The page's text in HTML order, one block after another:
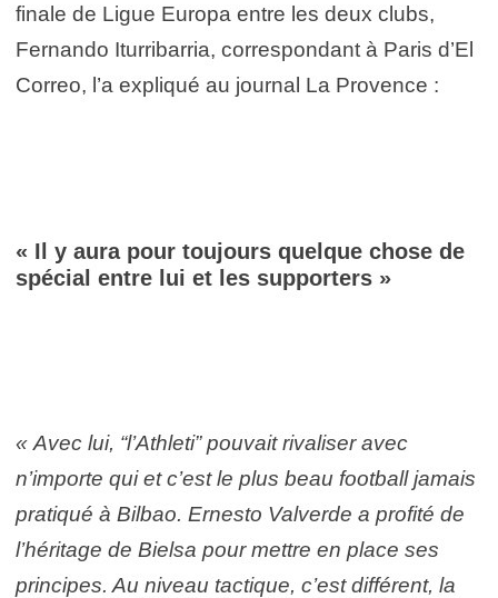
finale de Ligue Europa entre les deux clubs,
Fernando Iturribarria, correspondant à Paris d’El
Correo, l’a expliqué au journal La Provence :
« Il y aura pour toujours quelque chose de
spécial entre lui et les supporters »
« Avec lui, “l’Athleti” pouvait rivaliser avec
n’importe qui et c’est le plus beau football jamais
pratiqué à Bilbao. Ernesto Valverde a profité de
l’héritage de Bielsa pour mettre en place ses
principes. Au niveau tactique, c’est différent, la